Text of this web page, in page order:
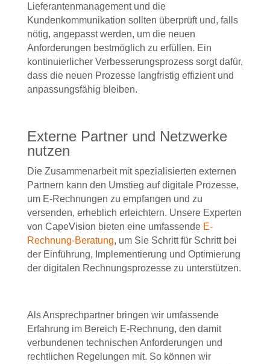
Lieferantenmanagement und die
Kundenkommunikation sollten überprüft und, falls
nötig, angepasst werden, um die neuen
Anforderungen bestmöglich zu erfüllen. Ein
kontinuierlicher Verbesserungsprozess sorgt dafür,
dass die neuen Prozesse langfristig effizient und
anpassungsfähig bleiben.
Externe Partner und Netzwerke
nutzen
Die Zusammenarbeit mit spezialisierten externen
Partnern kann den Umstieg auf digitale Prozesse,
um E-Rechnungen zu empfangen und zu
versenden, erheblich erleichtern. Unsere Experten
von CapeVision bieten eine umfassende E-
Rechnung-Beratung, um Sie Schritt für Schritt bei
der Einführung, Implementierung und Optimierung
der digitalen Rechnungsprozesse zu unterstützen.
Als Ansprechpartner bringen wir umfassende
Erfahrung im Bereich E-Rechnung, den damit
verbundenen technischen Anforderungen und
rechtlichen Regelungen mit. So können wir